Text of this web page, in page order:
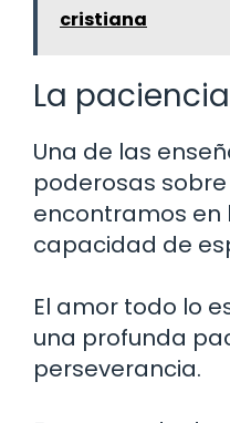
cristiana
La
Una de las
poderosas
encontramos en
capacidad de
El amor todo lo
una profunda
perseverancia.